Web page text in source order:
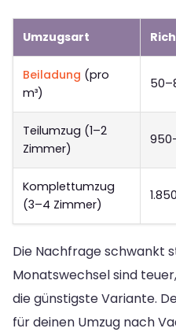
Umzugsart
Beiladung (pro
m³)
Teilumzug (1–2
Zimmer)
Komplettumzug
(3–4 Zimmer)
Die Nachfrage schwankt
Monatswechsel sind
die günstigste Variante.
für deinen Umzug nach